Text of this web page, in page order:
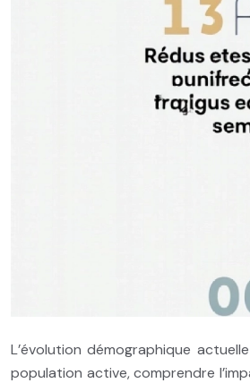
L’évolution démographique
population active, comprendre